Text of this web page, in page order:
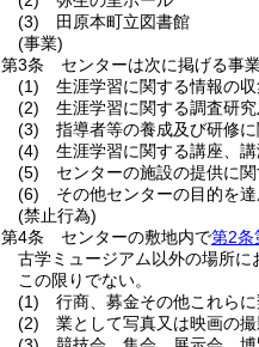
(3)
田原本町立図書館
(事業)
第3条
センターは次に掲げる事業
(1)
生涯学習に関する情報の
(2)
生涯学習に関する調査研究
(3)
指導者等の養成及び研修に
(4)
生涯学習に関する講座、
(5)
センターの施設の提供に関
(6)
その他センターの目的を
(禁止行為)
第4条
センターの敷地内で第2条
古学ミュージアム以外の場所に
この限りでない。
(1)
行商、募金その他これらに
(2)
業として写真又は映画の撮